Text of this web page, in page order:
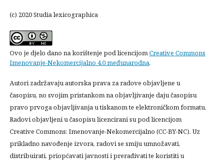
(c) 2020 Studia lexicographica
Ovo je djelo dano na korištenje pod licencijomCreative Commons
Imenovanje-Nekomercijalno 4.0 međunarodna.
Autori zadržavaju autorska prava za radove objavljene u
časopisu, no svojim pristankom na objavljivanje daju časopisu
pravo prvoga objavljivanja u tiskanom te elektroničkom formatu.
Radovi objavljeni u časopisu licencirani su pod licencijom
Creative Commons: Imenovanje-Nekomercijalno (CC-BY-NC). Uz
prikladno navođenje izvora, radovi se smiju umnožavati,
distribuirati, priopćavati javnosti i prerađivati te koristiti u